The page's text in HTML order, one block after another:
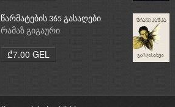
წარმატების 365 გასაღები
რამაზ გიგაური
₾7.00 GEL